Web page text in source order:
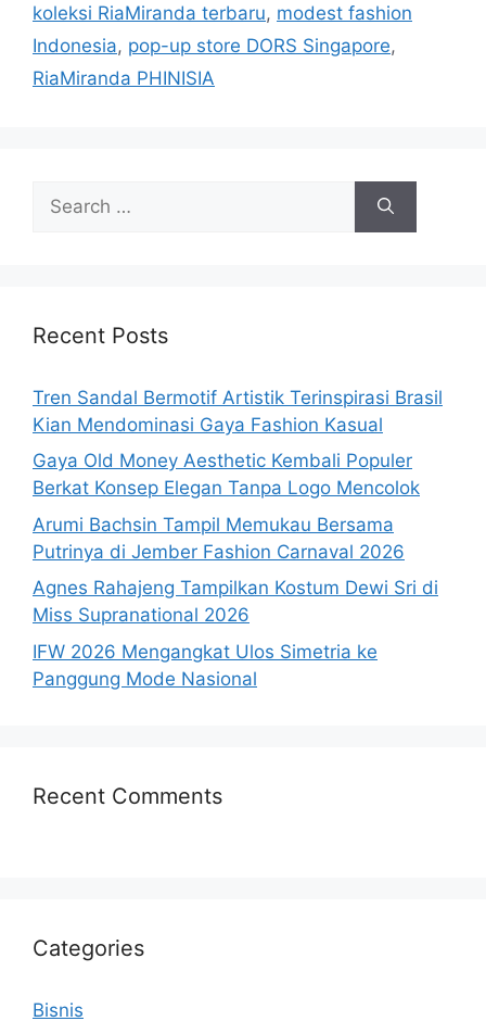
koleksi RiaMiranda terbaru, modest fashion
Indonesia, pop-up store DORS Singapore,
RiaMiranda PHINISIA
for:
Recent Posts
Tren Sandal Bermotif Artistik Terinspirasi Brasil
Kian Mendominasi Gaya Fashion Kasual
Gaya Old Money Aesthetic Kembali Populer
Berkat Konsep Elegan Tanpa Logo Mencolok
Arumi Bachsin Tampil Memukau Bersama
Putrinya di Jember Fashion Carnaval 2026
Agnes Rahajeng Tampilkan Kostum Dewi Sri di
Miss Supranational 2026
IFW 2026 Mengangkat Ulos Simetria ke
Panggung Mode Nasional
Recent Comments
Categories
Bisnis